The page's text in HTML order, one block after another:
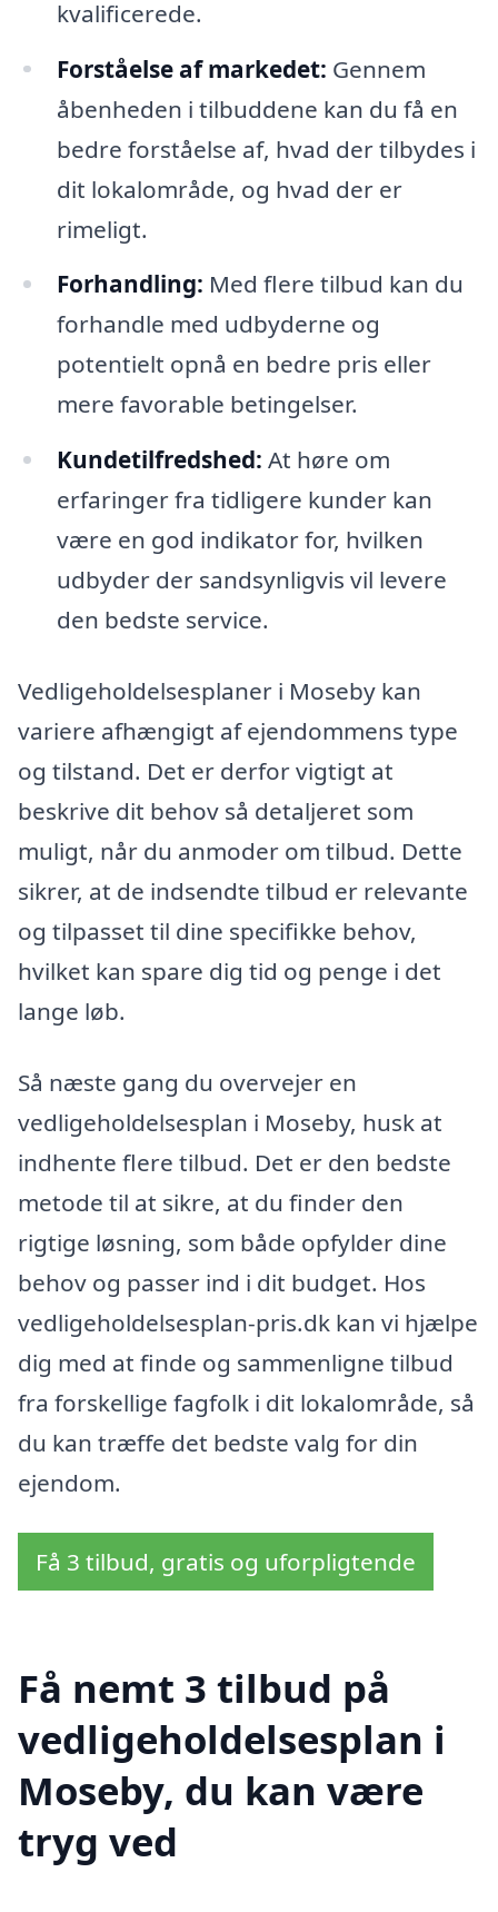
kvalificerede.
Forståelse af markedet: Gennem
åbenheden i tilbuddene kan du få en
bedre forståelse af, hvad der tilbydes i
dit lokalområde, og hvad der er
rimeligt.
Forhandling: Med flere tilbud kan du
forhandle med udbyderne og
potentielt opnå en bedre pris eller
mere favorable betingelser.
Kundetilfredshed: At høre om
erfaringer fra tidligere kunder kan
være en god indikator for, hvilken
udbyder der sandsynligvis vil levere
den bedste service.
Vedligeholdelsesplaner i Moseby kan
variere afhængigt af ejendommens type
og tilstand. Det er derfor vigtigt at
beskrive dit behov så detaljeret som
muligt, når du anmoder om tilbud. Dette
sikrer, at de indsendte tilbud er relevante
og tilpasset til dine specifikke behov,
hvilket kan spare dig tid og penge i det
lange løb.
Så næste gang du overvejer en
vedligeholdelsesplan i Moseby, husk at
indhente flere tilbud. Det er den bedste
metode til at sikre, at du finder den
rigtige løsning, som både opfylder dine
behov og passer ind i dit budget. Hos
vedligeholdelsesplan-pris.dk kan vi hjælpe
dig med at finde og sammenligne tilbud
fra forskellige fagfolk i dit lokalområde, så
du kan træffe det bedste valg for din
ejendom.
Få 3 tilbud, gratis og uforpligtende
Få nemt 3 tilbud på
vedligeholdelsesplan i
Moseby, du kan være
tryg ved